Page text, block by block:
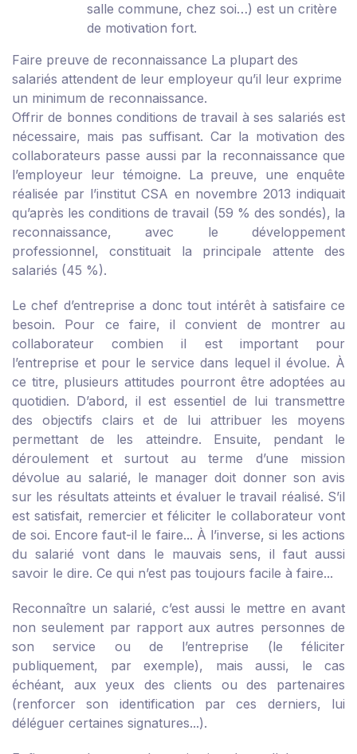
salle commune, chez soi…) est un critère
de motivation fort.
Faire preuve de reconnaissance La plupart des
salariés attendent de leur employeur qu’il leur exprime
un minimum de reconnaissance.
Offrir de bonnes conditions de travail à ses salariés est
nécessaire, mais pas suffisant. Car la motivation des
collaborateurs passe aussi par la reconnaissance que
l’employeur leur témoigne. La preuve, une enquête
réalisée par l’institut CSA en novembre 2013 indiquait
qu’après les conditions de travail (59 % des sondés), la
reconnaissance, avec le développement
professionnel, constituait la principale attente des
salariés (45 %).
Le chef d’entreprise a donc tout intérêt à satisfaire ce
besoin. Pour ce faire, il convient de montrer au
collaborateur combien il est important pour
l’entreprise et pour le service dans lequel il évolue. À
ce titre, plusieurs attitudes pourront être adoptées au
quotidien. D’abord, il est essentiel de lui transmettre
des objectifs clairs et de lui attribuer les moyens
permettant de les atteindre. Ensuite, pendant le
déroulement et surtout au terme d’une mission
dévolue au salarié, le manager doit donner son avis
sur les résultats atteints et évaluer le travail réalisé. S’il
est satisfait, remercier et féliciter le collaborateur vont
de soi. Encore faut-il le faire... À l’inverse, si les actions
du salarié vont dans le mauvais sens, il faut aussi
savoir le dire. Ce qui n’est pas toujours facile à faire...
Reconnaître un salarié, c’est aussi le mettre en avant
non seulement par rapport aux autres personnes de
son service ou de l’entreprise (le féliciter
publiquement, par exemple), mais aussi, le cas
échéant, aux yeux des clients ou des partenaires
(renforcer son identification par ces derniers, lui
déléguer certaines signatures...).